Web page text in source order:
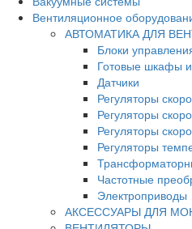
Вентиляционное
АВТОМАТИКА ДЛЯ
Блоки
Готовые шкафы
Датчики
Регуляторы
Регуляторы
Регуляторы
Регуляторы
Частотные
Электроприводы
АКСЕССУАРЫ ДЛЯ